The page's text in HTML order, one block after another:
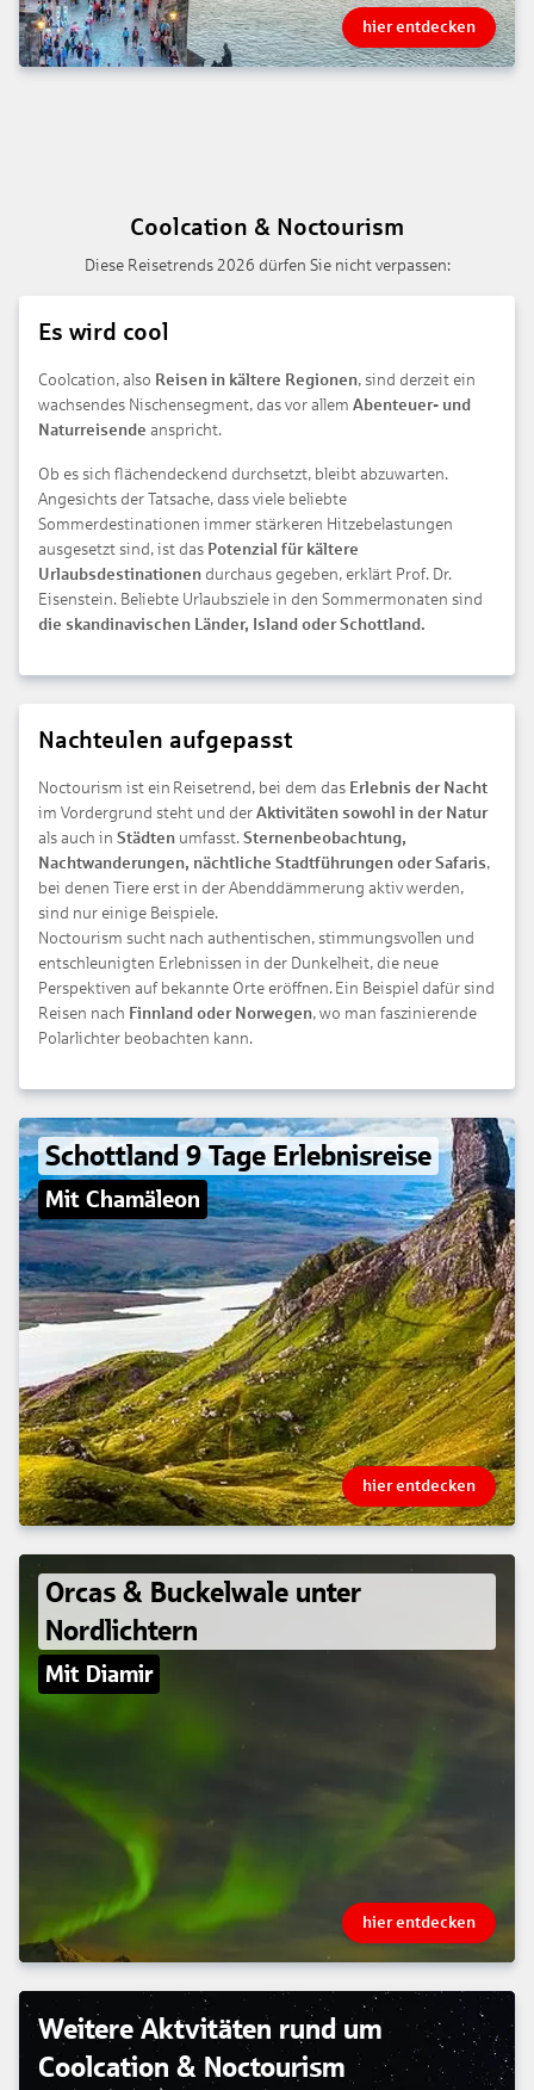
hier entdecken
Coolcation & Noctourism
Diese Reisetrends 2026 dürfen Sie nicht verpassen:
Es wird cool
Coolcation, also Reisen in kältere Regionen, sind derzeit ein
wachsendes Nischensegment, das vor allem Abenteuer- und
Naturreisende anspricht.
Ob es sich flächendeckend durchsetzt, bleibt abzuwarten.
Angesichts der Tatsache, dass viele beliebte
Sommerdestinationen immer stärkeren Hitzebelastungen
ausgesetzt sind, ist das Potenzial für kältere
Urlaubsdestinationen durchaus gegeben, erklärt Prof. Dr.
Eisenstein. Beliebte Urlaubsziele in den Sommermonaten sind
die skandinavischen Länder, Island oder Schottland.
Nachteulen aufgepasst
Noctourism ist ein Reisetrend, bei dem das Erlebnis der Nacht
im Vordergrund steht und der Aktivitäten sowohl in der Natur
als auch in Städten umfasst. Sternenbeobachtung,
Nachtwanderungen, nächtliche Stadtführungen oder Safaris,
bei denen Tiere erst in der Abenddämmerung aktiv werden,
sind nur einige Beispiele.
Noctourism sucht nach authentischen, stimmungsvollen und
entschleunigten Erlebnissen in der Dunkelheit, die neue
Perspektiven auf bekannte Orte eröffnen. Ein Beispiel dafür sind
Reisen nach Finnland oder Norwegen, wo man faszinierende
Polarlichter beobachten kann.
Schottland 9 Tage Erlebnisreise
Mit Chamäleon
hier entdecken
Orcas & Buckelwale unter
Nordlichtern
Mit Diamir
hier entdecken
Weitere Aktvitäten rund um
Coolcation & Noctourism